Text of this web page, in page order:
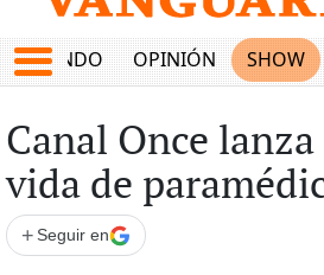
MUNDO OPINIÓN SHOW
Canal Once
vida de
+ Seguir en